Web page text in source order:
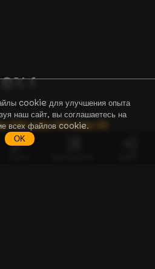
72Puzzle73Puzzle
cookie для улучшения опыта
наш сайт, вы соглашаетесь на
всех файлов cookie.
OK